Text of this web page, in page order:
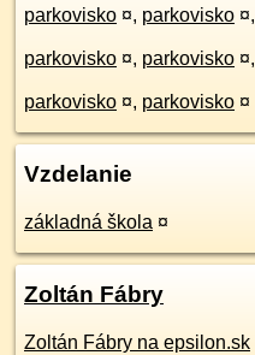
parkovisko ¤, parkovisko ¤,
parkovisko ¤, parkovisko ¤,
parkovisko ¤, parkovisko ¤
Vzdelanie
základná škola ¤
Zoltán Fábry
Zoltán Fábry na epsilon.sk